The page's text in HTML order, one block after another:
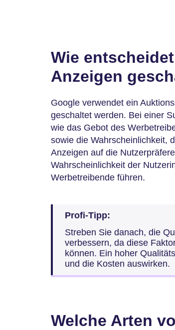
Wie
Anzeigen
Google verwendet ein
geschaltet werden. Bei einer
wie das Gebot des
sowie die Wahrscheinlichkeit,
Anzeigen auf die
Wahrscheinlichkeit der
Werbetreibende führen.
Profi-Tipp:
Streben Sie danach, die
verbessern, da diese
können. Ein hoher
und die Kosten auswirken.
Welche Arten